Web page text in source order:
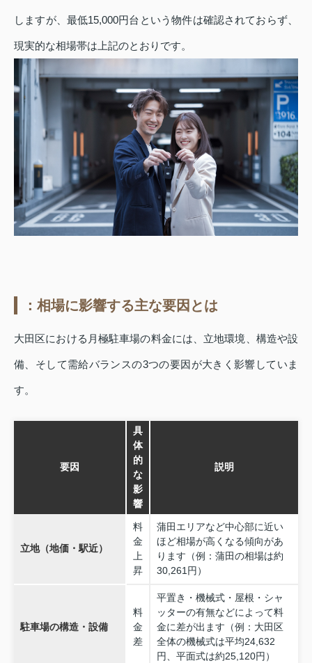
しますが、最低15,000円台という物件は確認されておらず、
現実的な相場帯は上記のとおりです。
：相場に影響する主な要因とは
大田区における月極駐車場の料金には、立地環境、構造や設
備、そして需給バランスの3つの要因が大きく影響していま
す。
要因
具
体
的
な
影
響
説明
立地（地価・駅近）
料
金
上
昇
蒲田エリアなど中心部に近い
ほど相場が高くなる傾向があ
ります（例：蒲田の相場は約
30,261円）
駐車場の構造・設備
料
金
差
平置き・機械式・屋根・シャ
ッターの有無などによって料
金に差が出ます（例：大田区
全体の機械式は平均24,632
円、平面式は約25,120円）